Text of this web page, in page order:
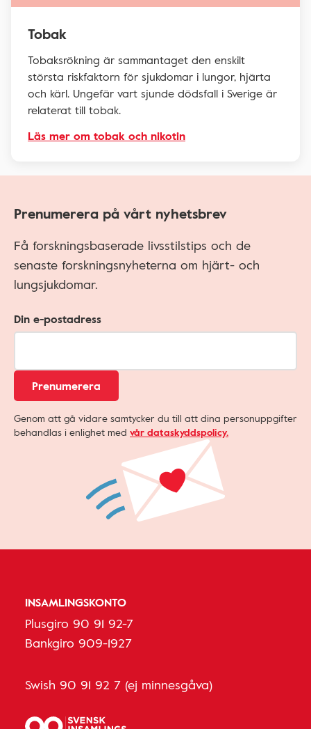
Tobak
Tobaksrökning är sammantaget den enskilt
största riskfaktorn för sjukdomar i lungor, hjärta
och kärl. Ungefär vart sjunde dödsfall i Sverige är
relaterat till tobak.
Läs mer om tobak och nikotin
Prenumerera på vårt nyhetsbrev
Få forskningsbaserade livsstilstips och de
senaste forskningsnyheterna om hjärt- och
lungsjukdomar.
Din e-postadress
Prenumerera
Genom att gå vidare samtycker du till att dina personuppgifter
behandlas i enlighet med vår dataskyddspolicy.
INSAMLINGSKONTO
Plusgiro 90 91 92-7
Bankgiro 909-1927
Swish 90 91 92 7 (ej minnesgåva)